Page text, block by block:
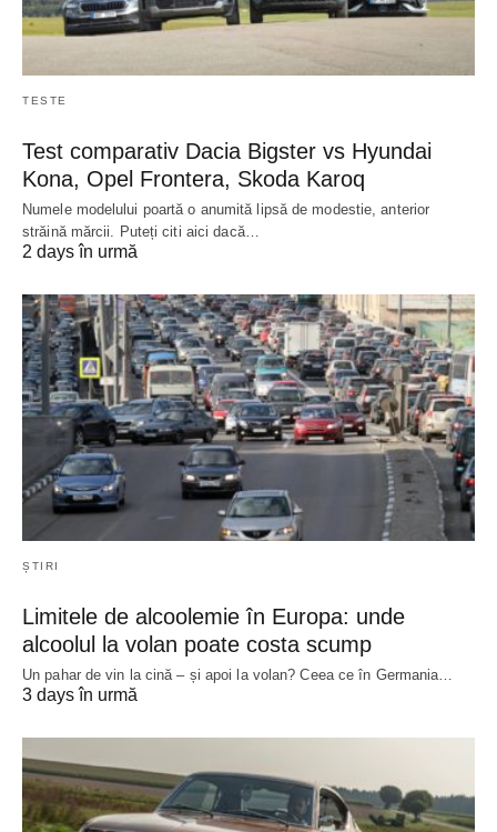
TESTE
Test comparativ Dacia Bigster vs Hyundai
Kona, Opel Frontera, Skoda Karoq
Numele modelului poartă o anumită lipsă de modestie, anterior
străină mărcii. Puteți citi aici dacă…
2 days în urmă
ȘTIRI
Limitele de alcoolemie în Europa: unde
alcoolul la volan poate costa scump
Un pahar de vin la cină – și apoi la volan? Ceea ce în Germania…
3 days în urmă